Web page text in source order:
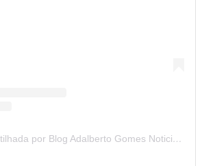
Uma publicação partilhada por Blog Adalberto Gomes Noticias (@blogadalbertogomesnoticiass)